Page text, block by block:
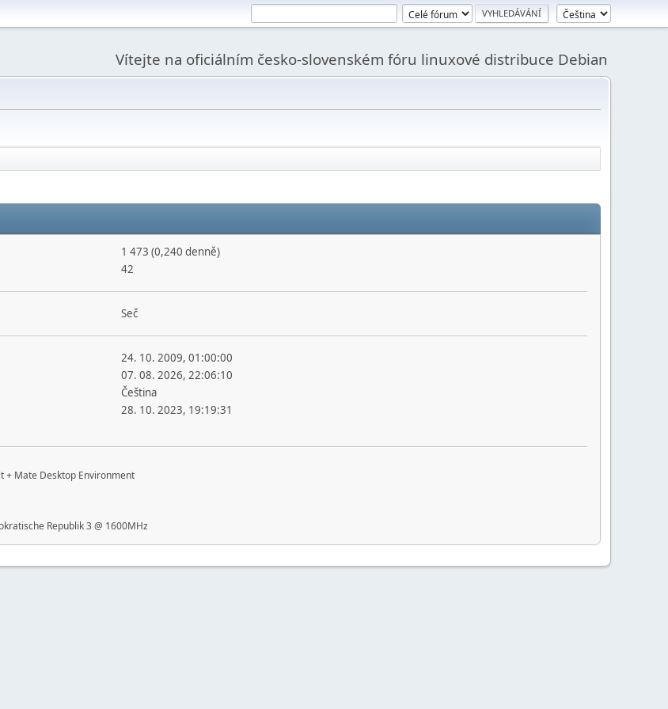
Vítejte na oficiálním česko-slovenském fóru linuxové distribuce Debian
1 473 (0,240 denně)
42
Seč
24. 10. 2009, 01:00:00
07. 08. 2026, 22:06:10
Čeština
28. 10. 2023, 19:19:31
+ Mate Desktop Environment
Republik 3 @ 1600MHz